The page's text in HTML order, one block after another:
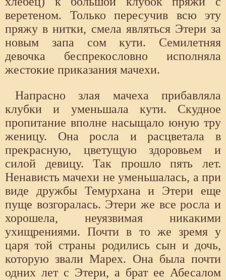
веретеном. Только пересучив всю эту
пряжу в нитки, смела являться Этери за
новым запа сом кути. Семилетняя
девочка беспрекословно исполняла
жестокие приказания мачехи.
Напрасно злая мачеха прибавляла
клубки и уменьшала кути. Скудное
пропитание вполне насыщало юную тру
женицу. Она росла и расцветала в
прекрасную, цветущую здоровьем и
силой девицу. Так прошло пять лет.
Ненависть мачехи не уменьшалась, а при
виде дружбы Темурхана и Этери еще
пуще возгоралась. Этери же все росла и
хорошела, неуязвимая никакими
ухищрениями. Почти в то же зремя у
царя той страны родились сын и дочь,
которую звали Марех. Она была почти
одних лет с Этери, а брат ее Абесалом